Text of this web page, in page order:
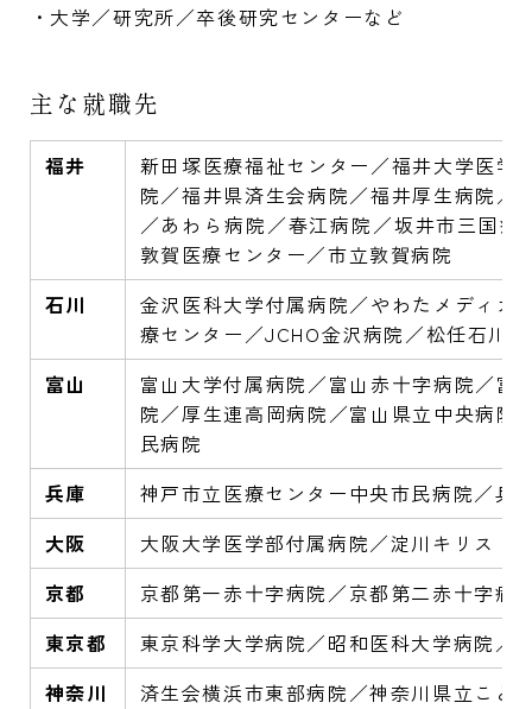
・大学／研究所／卒後研究センターなど
主な就職先
福井
新田塚医療福祉センター／福井大学医学
院／福井県済生会病院／福井厚生病院
／あわら病院／春江病院／坂井市三国
敦賀医療センター／市立敦賀病院
石川
金沢医科大学付属病院／やわたメディカ
療センター／JCHO金沢病院／松任石川
富山
富山大学付属病院／富山赤十字病院／
院／厚生連高岡病院／富山県立中央病
民病院
兵庫
神戸市立医療センター中央市民病院／兵
大阪
大阪大学医学部付属病院／淀川キリスト
京都
京都第一赤十字病院／京都第二赤十字病
東京都
東京科学大学病院／昭和医科大学病院／
神奈川
済生会横浜市東部病院／神奈川県立こど